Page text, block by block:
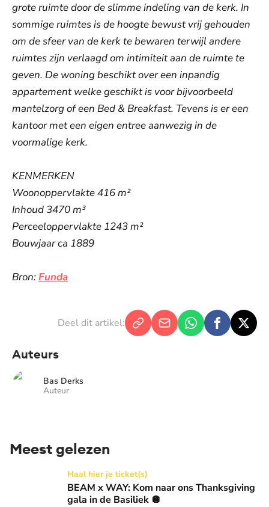
grote ruimte door de slimme indeling van de kerk. In
sommige ruimtes is de hoogte bewust vrij gehouden
om de sfeer van de kerk te bewaren terwijl andere
ruimtes zijn verlaagd om intimiteit aan de ruimte te
geven. De woning beschikt over een inpandig
appartement welke geschikt is voor bijvoorbeeld
mantelzorg of een Bed & Breakfast. Tevens is er een
kantoor met een eigen entree aanwezig in de
voormalige kerk.
KENMERKEN
Woonoppervlakte 416 m²
Inhoud 3470 m³
Perceeloppervlakte 1243 m²
Bouwjaar ca 1889
Bron:Funda
Deel dit artikel:
Auteurs
Bas Derks
Auteur
Meest gelezen
BEAM x WAY: Kom naar ons Thanksgiving gala in de
Haal hier je ticket(s)
BEAM x WAY: Kom naar ons Thanksgiving
gala in de Basiliek 🪩